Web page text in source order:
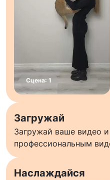
Загружай
Загружай ваше видео
профессиональным
Наслаждайся